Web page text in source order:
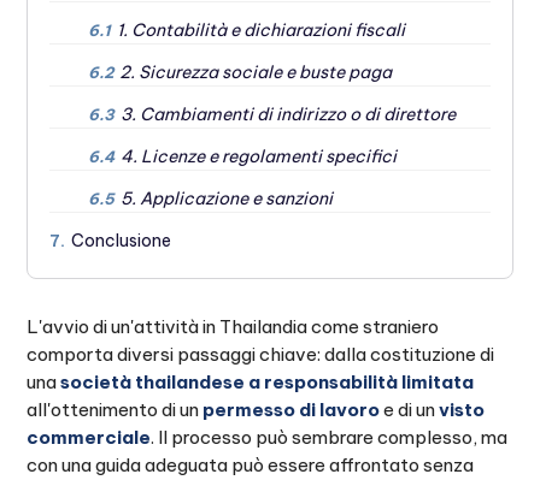
6.1 1. Contabilità e dichiarazioni fiscali
6.2 2. Sicurezza sociale e buste paga
6.3 3. Cambiamenti di indirizzo o di direttore
6.4 4. Licenze e regolamenti specifici
6.5 5. Applicazione e sanzioni
7. Conclusione
L'avvio di un'attività in Thailandia come straniero
comporta diversi passaggi chiave: dalla costituzione di
unasocietà thailandese a responsabilità limitata
all'ottenimento di un permesso di lavoroe di unvisto
commerciale. Il processo può sembrare complesso, ma
con una guida adeguata può essere affrontato senza